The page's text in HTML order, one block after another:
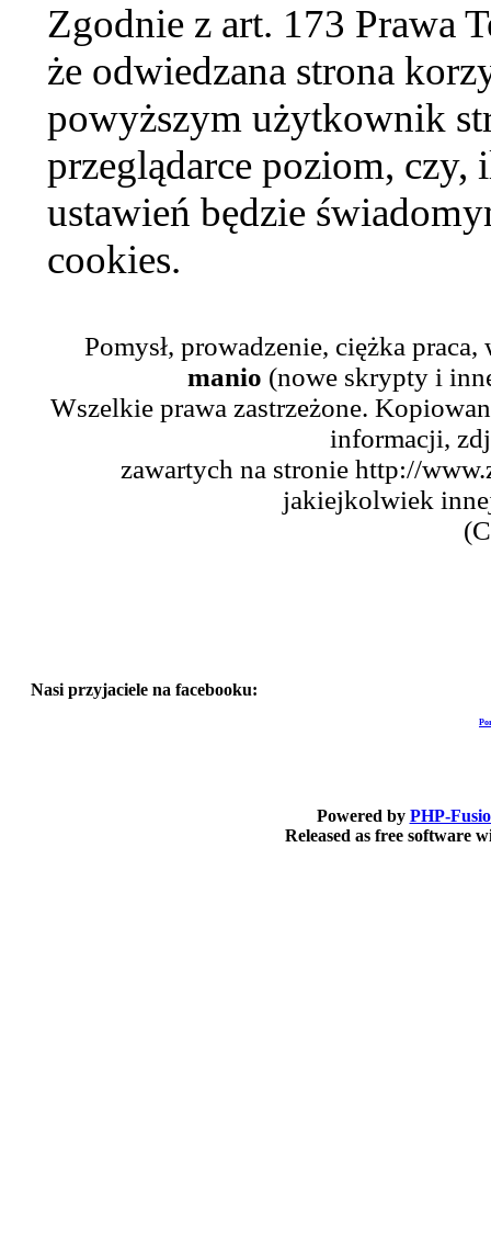
Zgodnie z art. 173 Prawa
że odwiedzana strona
powyższym użytkownik
przeglądarce poziom,
ustawień będzie
cookies.
Pomysł, prowadzenie, ciężka
manio (nowe skrypty i
Wszelkie prawa zastrzeżone.
informacji,
zawartych na stronie http://
jakiejkolwiek
Nasi przyjaciele na facebooku:
Powered by PHP-
Released as free software